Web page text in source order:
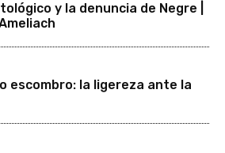
y la denuncia de Negre |
escombro: la ligereza ante la